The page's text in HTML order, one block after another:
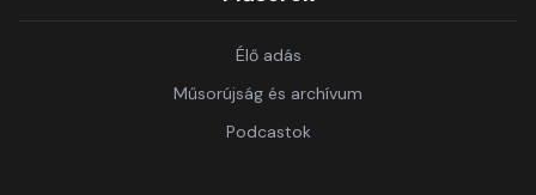
Élő adás
Műsorújság és archívum
Podcastok